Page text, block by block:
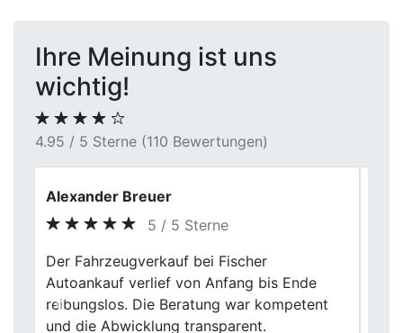
Ihre Meinung ist uns
wichtig!
4.95 / 5 Sterne (110 Bewertungen)
Holger
5 / 5 Sterne
Ich habe hier mein Auto verkauft und war
sehr zufrieden mit dem Preis, den ich
bekommen habe. Die Mitarbeiter waren
effizient und professionell, und sie haben
Previous